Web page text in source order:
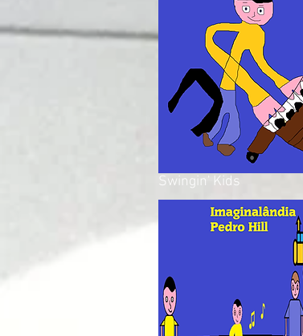
Swingin' Kids